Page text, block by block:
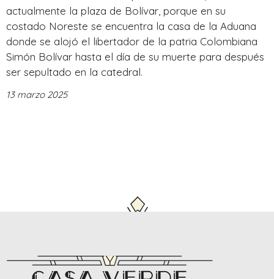
actualmente la plaza de Bolívar, porque en su
costado Noreste se encuentra la casa de la Aduana
donde se alojó el libertador de la patria Colombiana
Simón Bolívar hasta el día de su muerte para después
ser sepultado en la catedral.
13 marzo 2025